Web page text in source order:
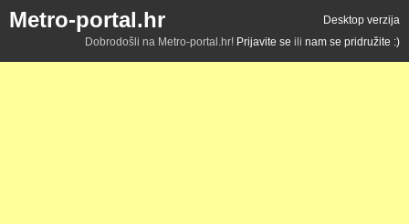
Metro-portal.hr
Desktop verzija
Dobrodošli na Metro-portal.hr! Prijavite se ili nam se pridružite :)